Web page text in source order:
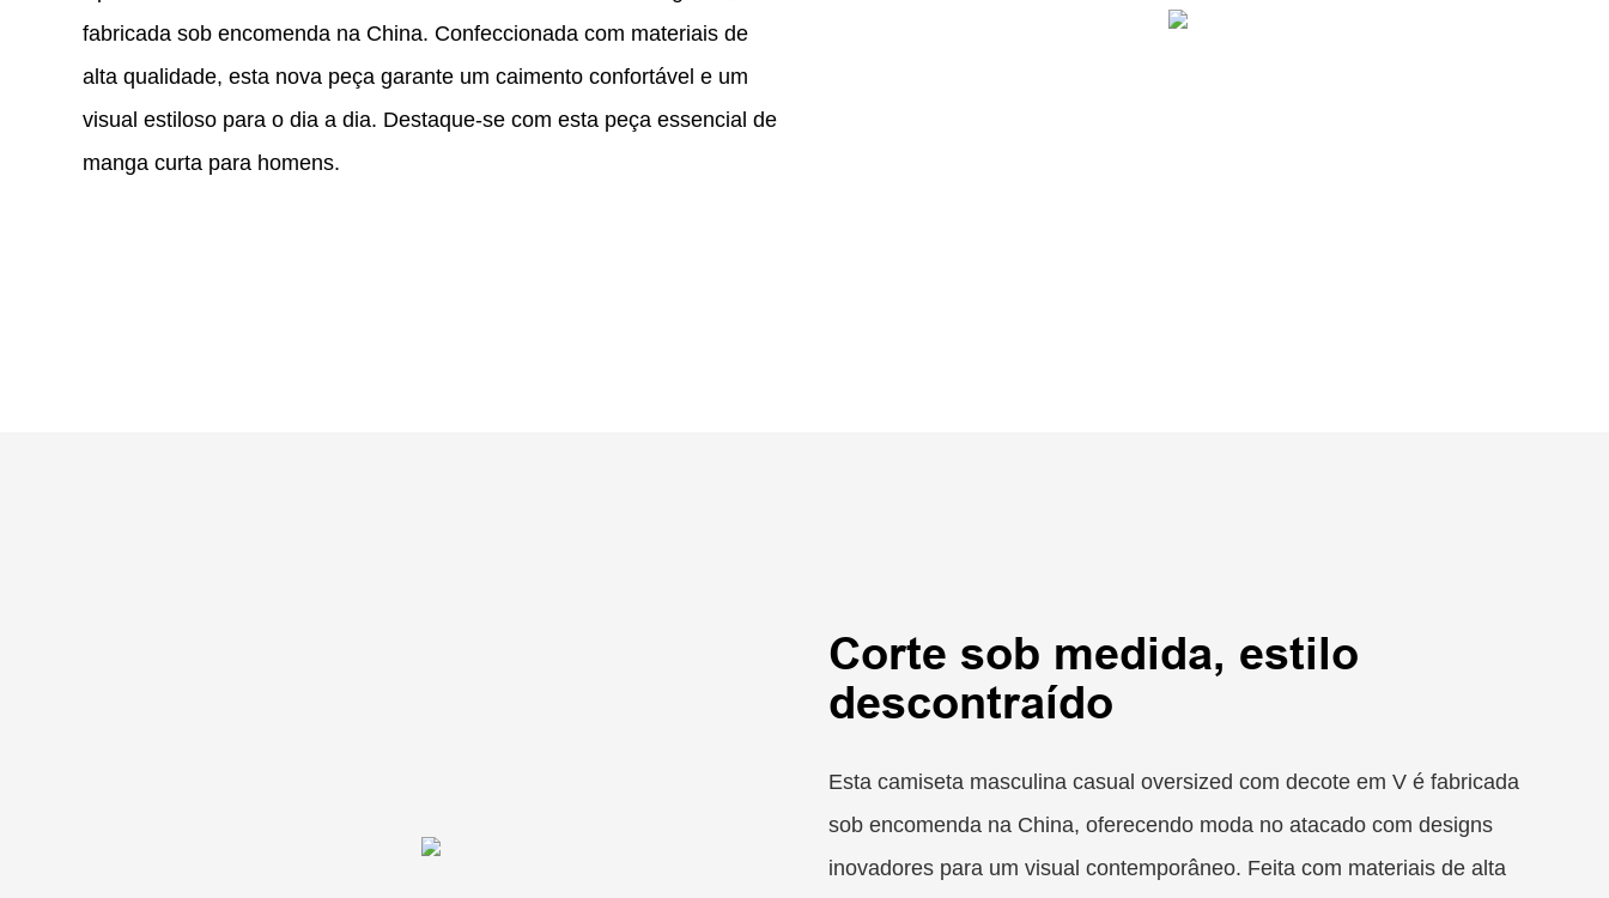
fabricada sob encomenda na China. Confeccionada com materiais de
alta qualidade, esta nova peça garante um caimento confortável e um
visual estiloso para o dia a dia. Destaque-se com esta peça essencial de
manga curta para homens.
Corte sob medida, estilo
descontraído
Esta camiseta masculina casual oversized com decote em V é fabricada
sob encomenda na China, oferecendo moda no atacado com designs
inovadores para um visual contemporâneo. Feita com materiais de alta